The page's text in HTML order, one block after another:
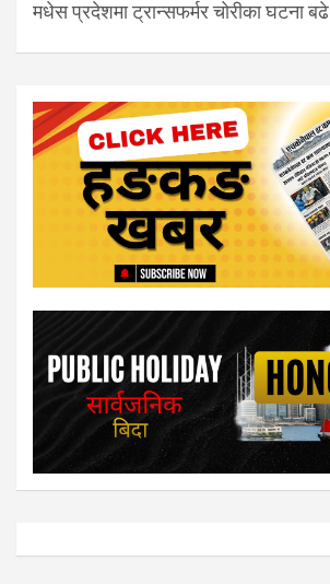
मधेस प्रदेशमा ट्रान्सफर्मर चोरीका घटना बढे